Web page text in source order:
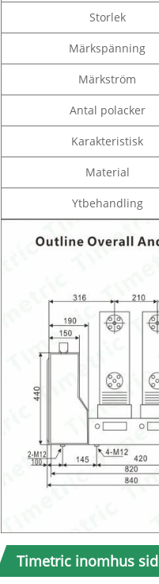
Storlek
Märkspänning
Märkström
Antal polacker
Karakteristisk
Material
Ytbehandling
Timetric inomhus